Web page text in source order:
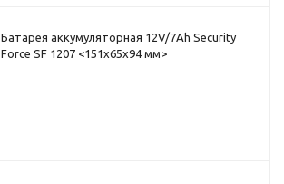
Батарея аккумуляторная 12V/7Ah Security
Force SF 1207 <151x65x94 мм>